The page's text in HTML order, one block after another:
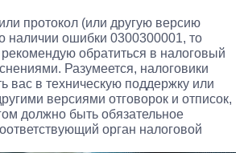
протокол (или другую версию
наличии ошибки 0300300001, то
обратиться в налоговый
Разумеется, налоговики
вас в техническую поддержку или
версиями отговорок и отписок,
должно быть обязательное
орган налоговой